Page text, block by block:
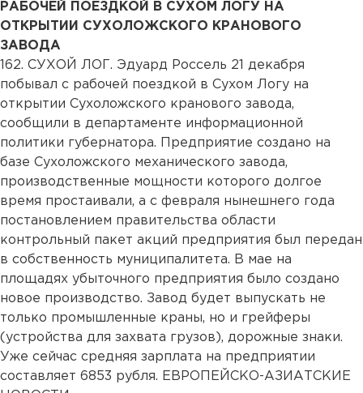
РАБОЧЕЙ ПОЕЗДКОЙ В СУХОМ ЛОГУ НА
ОТКРЫТИИ СУХОЛОЖСКОГО КРАНОВОГО
ЗАВОДА
162. СУХОЙ ЛОГ. Эдуард Россель 21 декабря
побывал с рабочей поездкой в Сухом Логу на
открытии Сухоложского кранового завода,
сообщили в департаменте информационной
политики губернатора. Предприятие создано на
базе Сухоложского механического завода,
производственные мощности которого долгое
время простаивали, а с февраля нынешнего года
постановлением правительства области
контрольный пакет акций предприятия был передан
в собственность муниципалитета. В мае на
площадях убыточного предприятия было создано
новое производство. Завод будет выпускать не
только промышленные краны, но и грейферы
(устройства для захвата грузов), дорожные знаки.
Уже сейчас средняя зарплата на предприятии
составляет 6853 рубля. ЕВРОПЕЙСКО-АЗИАТСКИЕ